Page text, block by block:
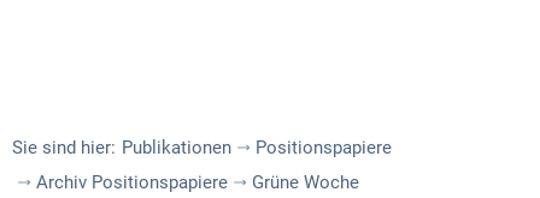
Sie sind hier: Publikationen
Positionspapiere
Archiv Positionspapiere
Grüne Woche